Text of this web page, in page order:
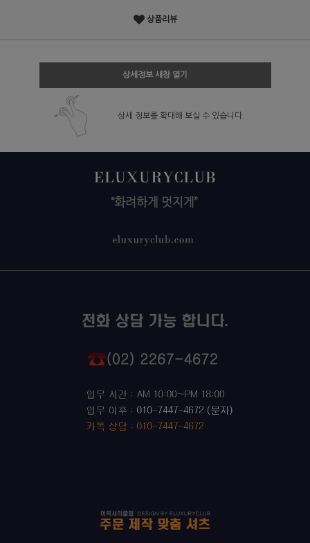
상품리뷰
상세정보 새창 열기
상세 정보를 확대해 보실 수 있습니다.